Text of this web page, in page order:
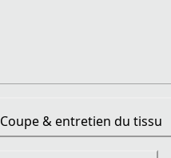
Coupe & entretien du tissu